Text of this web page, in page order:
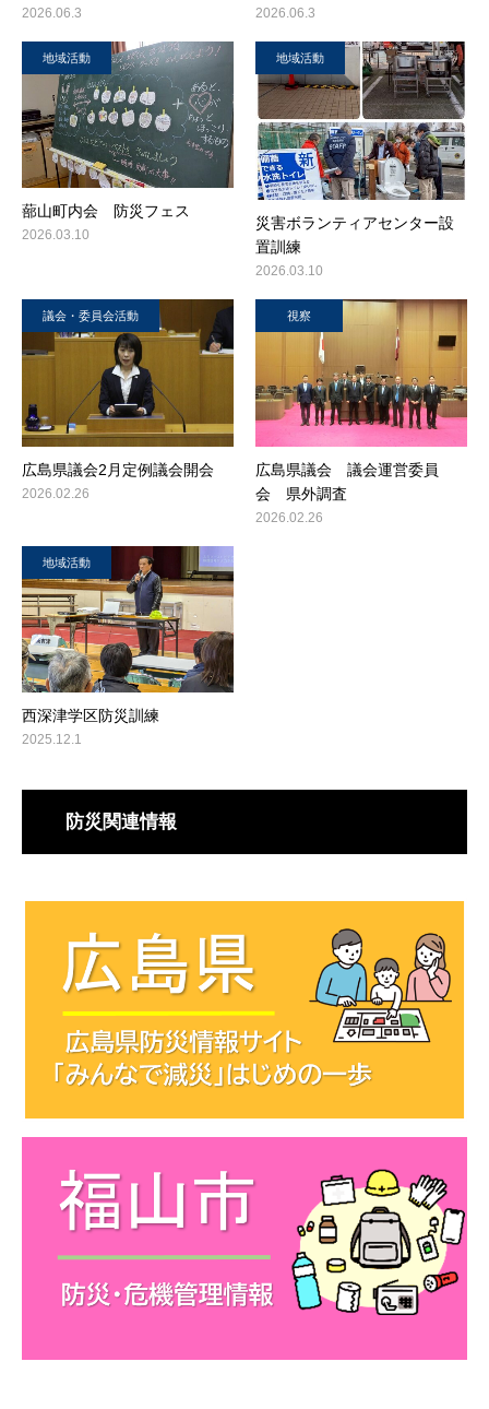
2026.06.3 2026.06.3
地域活動
蔀山町内会 防災フェス
2026.03.10
地域活動
災害ボランティアセンター設
置訓練
2026.03.10
議会・委員会活動
広島県議会2月定例議会開会
2026.02.26
視察
広島県議会 議会運営委員
会 県外調査
2026.02.26
地域活動
西深津学区防災訓練
2025.12.1
防災関連情報